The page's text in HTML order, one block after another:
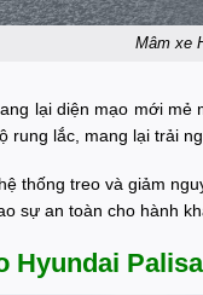
Mâm xe
lại diện mạo mới
lắc, mang lại trải
thống treo và giảm
sự an toàn cho hành
Hyundai